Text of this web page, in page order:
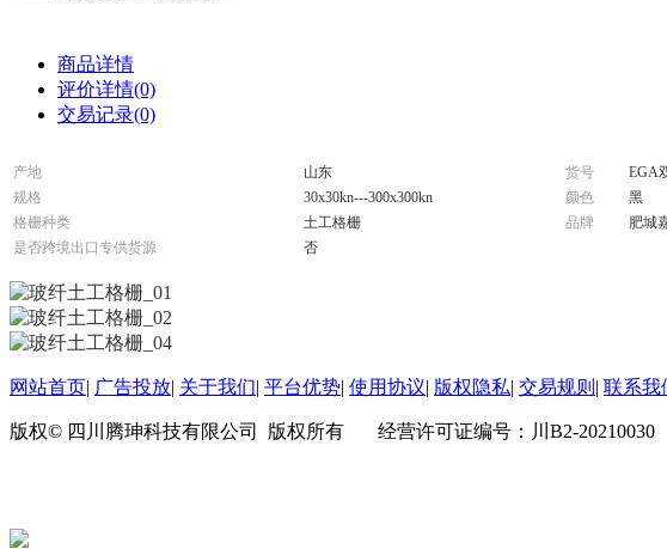
商品详情
评价详情(0)
交易记录(0)
产地 山东 货号 EGA
规格
30x30kn---300x300kn 颜色 黑
格栅种类
土工格栅 品牌 肥城
是否跨境出口专供货源
否
网站首页| 广告投放| 关于我们| 平台优势| 使用协议| 版权隐私| 交易规则 | 联系我
版权© 四川腾珅科技有限公司 版权所有 经营许可证编号：川B2-20210030